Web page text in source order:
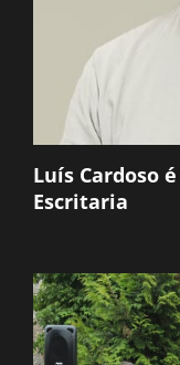
Luís Cardoso
Escritaria